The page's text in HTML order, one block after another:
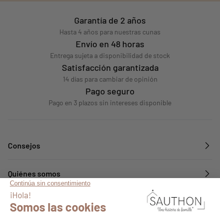
Garantía de 2 años
Hasta 4 años para nuestras cunas
Envío en 48 horas
Entrega sujeta a disponibilidad de stock
Satisfacción garantizada
14 días para cambiar de opinión
Pago seguro
Pago en 3 plazos sin intereses disponible
Consejos
Quiénes somos
Servicios